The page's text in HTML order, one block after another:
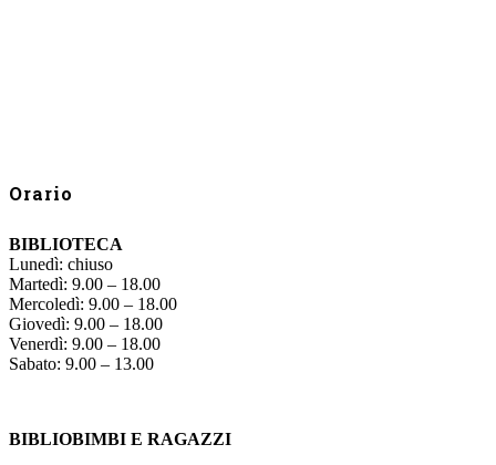
Orario
BIBLIOTECA
Lunedì: chiuso
Martedì: 9.00 – 18.00
Mercoledì: 9.00 – 18.00
Giovedì: 9.00 – 18.00
Venerdì: 9.00 – 18.00
Sabato: 9.00 – 13.00
BIBLIOBIMBI E RAGAZZI